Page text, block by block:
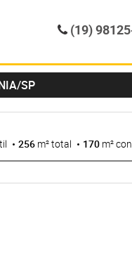
(19)
SP
256 m² total 170 m²